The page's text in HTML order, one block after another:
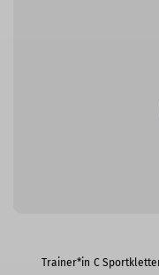
Trainer*in C